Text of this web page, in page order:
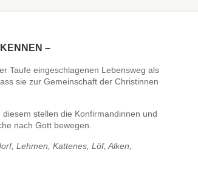
–
Taufe eingeschlagenen Lebensweg als
sie zur Gemeinschaft der Christinnen
diesem stellen die Konfirmandinnen und
nach Gott bewegen.
Lehmen, Kattenes, Löf, Alken,